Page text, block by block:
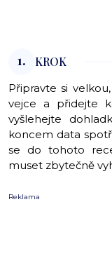
1. KROK
Připravte si
vejce a přidejte
vyšlehejte
koncem data
se do tohoto
muset zbytečně
Reklama